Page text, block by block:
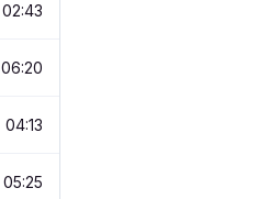
02:43
06:20
04:13
05:25